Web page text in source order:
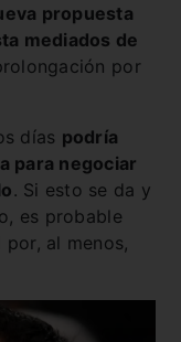
propuesta
mediados de
por
días podría
para negociar
. Si esto se da y
es probable
al menos,